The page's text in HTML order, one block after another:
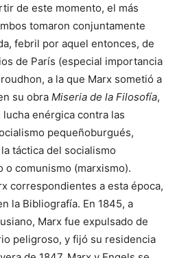
de este momento, el más
tomaron conjuntamente
febril por aquel entonces, de
de París (especial importancia
a la que Marx sometió a
su obra Miseria de la Filosofía,
enérgica contra las
pequeñoburgués,
táctica del socialismo
comunismo (marxismo).
correspondientes a esta época,
la Bibliografía. En 1845, a
Marx fue expulsado de
peligroso, y fijó su residencia